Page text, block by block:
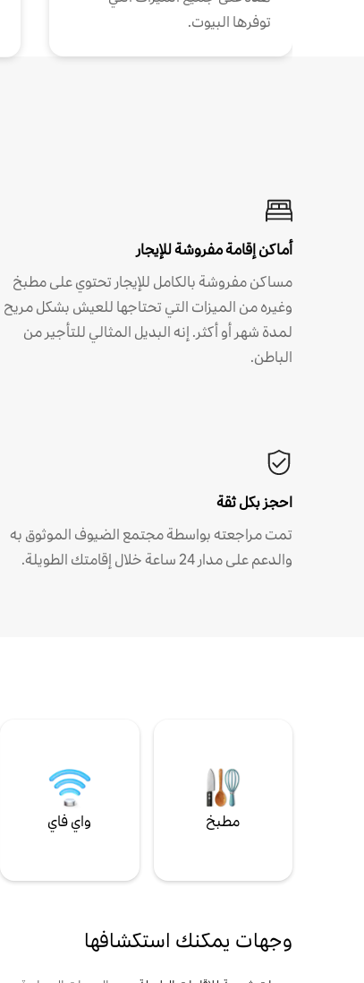
توفرها البيوت.
أماكن إقامة مفروشة للإيجار
مساكن مفروشة بالكامل للإيجار تحتوي على مطبخ
وغيره من الميزات التي تحتاجها للعيش بشكل مريح
لمدة شهر أو أكثر. إنه البديل المثالي للتأجير من
الباطن.
احجز بكل ثقة
تمت مراجعته بواسطة مجتمع الضيوف الموثوق به
والدعم على مدار 24 ساعة خلال إقامتك الطويلة.
مطبخ واي فاي
وجهات يمكنك استكشافها